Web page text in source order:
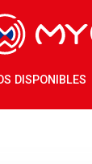
DISPONIBLES